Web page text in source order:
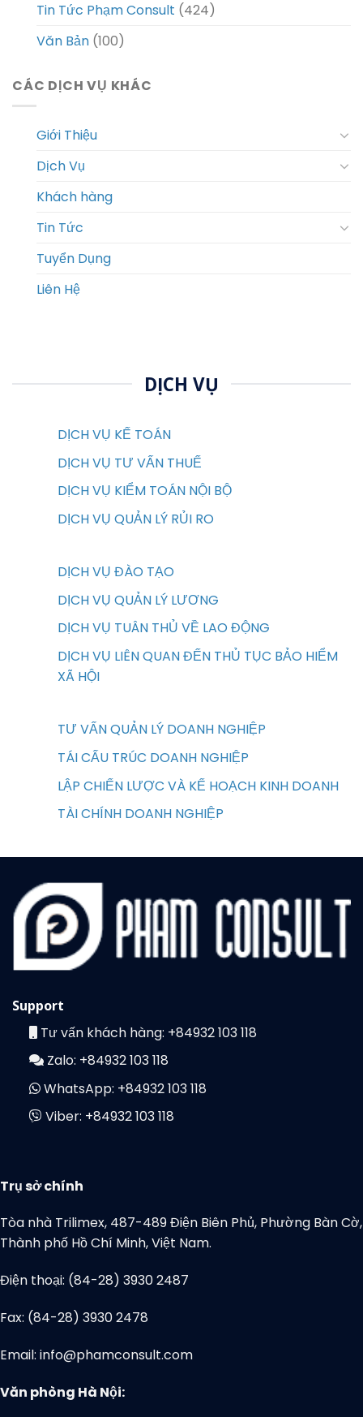
Tin Tức Phạm Consult (424)
Văn Bản (100)
CÁC DỊCH VỤ KHÁC
Giới Thiệu
Dịch Vụ
Khách hàng
Tin Tức
Tuyển Dụng
Liên Hệ
DỊCH VỤ
DỊCH VỤ KẾ TOÁN
DỊCH VỤ TƯ VẤN THUẾ
DỊCH VỤ KIỂM TOÁN NỘI BỘ
DỊCH VỤ QUẢN LÝ RỦI RO
DỊCH VỤ ĐÀO TẠO
DỊCH VỤ QUẢN LÝ LƯƠNG
DỊCH VỤ TUÂN THỦ VỀ LAO ĐỘNG
DỊCH VỤ LIÊN QUAN ĐẾN THỦ TỤC BẢO HIỂM
XÃ HỘI
TƯ VẤN QUẢN LÝ DOANH NGHIỆP
TÁI CẤU TRÚC DOANH NGHIỆP
LẬP CHIẾN LƯỢC VÀ KẾ HOẠCH KINH DOANH
TÀI CHÍNH DOANH NGHIỆP
Support
Tư vấn khách hàng: +84932 103 118
Zalo: +84932 103 118
WhatsApp: +84932 103 118
Viber: +84932 103 118
Trụ sở chính
Tòa nhà Trilimex, 487-489 Điện Biên Phủ, Phường Bàn Cờ,
Thành phố Hồ Chí Minh, Việt Nam.
Điện thoại: (84-28) 3930 2487
Fax: (84-28) 3930 2478
Email: info@phamconsult.com
Văn phòng Hà Nội: